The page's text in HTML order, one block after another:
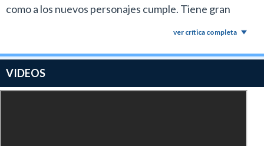
como a los nuevos personajes cumple. Tiene gran
Jack, Edna y Mr.Increíble excelentes. (4 Estrellas -
8,5/10)
ver crítica completa
VIDEOS